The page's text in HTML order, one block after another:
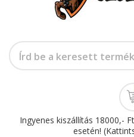
Ingyenes kiszállítás 18000,-
esetén!